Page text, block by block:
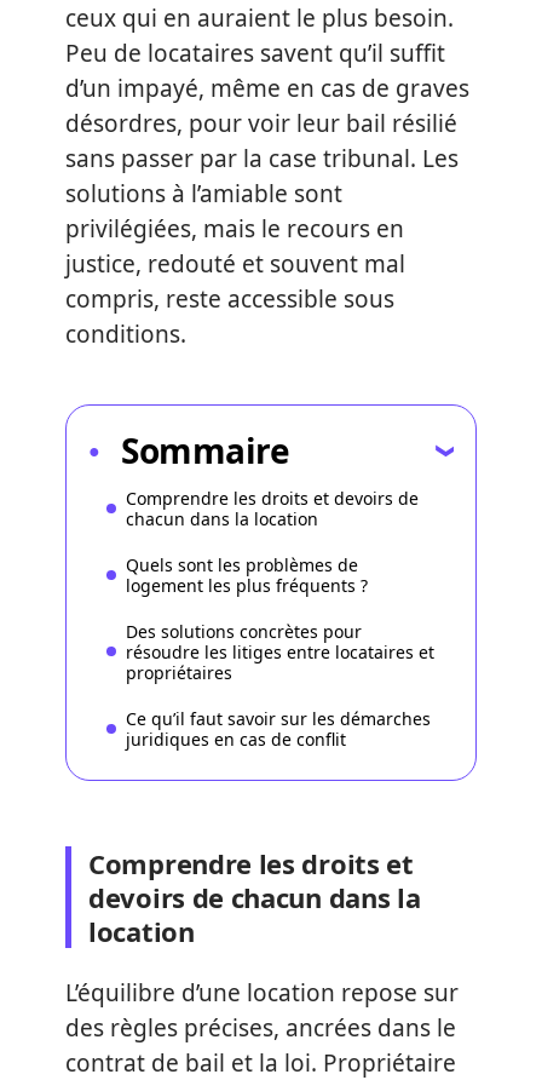
ceux qui en auraient le plus besoin.
Peu de locataires savent qu’il suffit
d’un impayé, même en cas de graves
désordres, pour voir leur bail résilié
sans passer par la case tribunal. Les
solutions à l’amiable sont
privilégiées, mais le recours en
justice, redouté et souvent mal
compris, reste accessible sous
conditions.
Sommaire
Comprendre les droits et devoirs de
chacun dans la location
Quels sont les problèmes de
logement les plus fréquents ?
Des solutions concrètes pour
résoudre les litiges entre locataires et
propriétaires
Ce qu’il faut savoir sur les démarches
juridiques en cas de conflit
Comprendre les droits et
devoirs de chacun dans la
location
L’équilibre d’une location repose sur
des règles précises, ancrées dans le
contrat de bail et la loi. Propriétaire